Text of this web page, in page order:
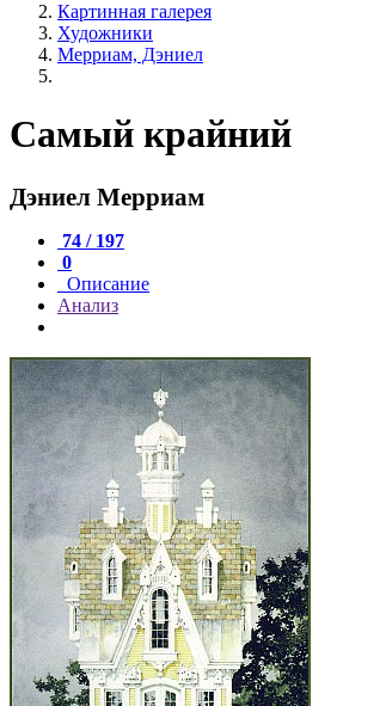
Картинная галерея
Художники
Мерриам, Дэниел
Самый крайний
Дэниел Мерриам
74 / 197
0
Описание
Анализ